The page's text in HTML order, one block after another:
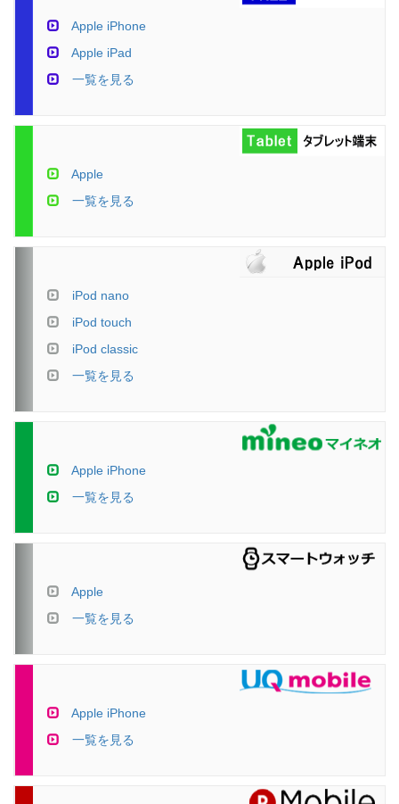
Apple iPhone
Apple iPad
一覧を見る
Apple
一覧を見る
iPod nano
iPod touch
iPod classic
一覧を見る
Apple iPhone
一覧を見る
Apple
一覧を見る
Apple iPhone
一覧を見る